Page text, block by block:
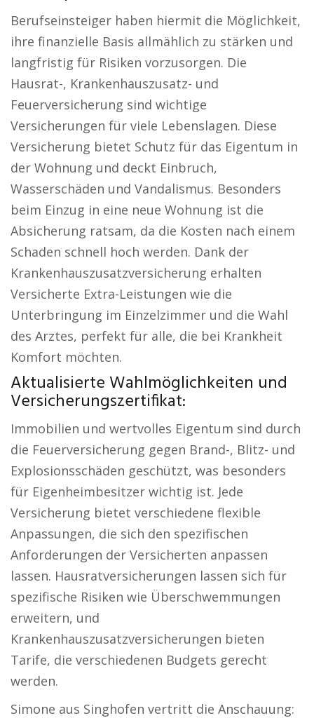
Berufseinsteiger haben hiermit die Möglichkeit,
ihre finanzielle Basis allmählich zu stärken und
langfristig für Risiken vorzusorgen. Die
Hausrat-, Krankenhauszusatz- und
Feuerversicherung sind wichtige
Versicherungen für viele Lebenslagen. Diese
Versicherung bietet Schutz für das Eigentum in
der Wohnung und deckt Einbruch,
Wasserschäden und Vandalismus. Besonders
beim Einzug in eine neue Wohnung ist die
Absicherung ratsam, da die Kosten nach einem
Schaden schnell hoch werden. Dank der
Krankenhauszusatzversicherung erhalten
Versicherte Extra-Leistungen wie die
Unterbringung im Einzelzimmer und die Wahl
des Arztes, perfekt für alle, die bei Krankheit
Komfort möchten.
Aktualisierte Wahlmöglichkeiten und
Versicherungszertifikat:
Immobilien und wertvolles Eigentum sind durch
die Feuerversicherung gegen Brand-, Blitz- und
Explosionsschäden geschützt, was besonders
für Eigenheimbesitzer wichtig ist. Jede
Versicherung bietet verschiedene flexible
Anpassungen, die sich den spezifischen
Anforderungen der Versicherten anpassen
lassen. Hausratversicherungen lassen sich für
spezifische Risiken wie Überschwemmungen
erweitern, und
Krankenhauszusatzversicherungen bieten
Tarife, die verschiedenen Budgets gerecht
werden.
Simone aus Singhofen vertritt die Anschauung: